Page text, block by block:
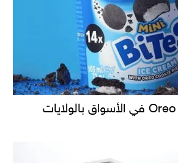
أوريو تُطلق Oreo Bites في الأسواق بالولايات